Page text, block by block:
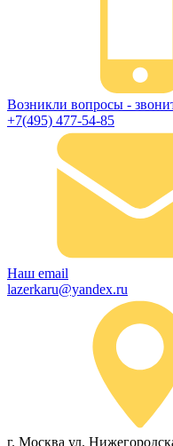
Возникли вопросы -
+7(495) 477-54-85
Наш email
lazerkaru@yandex.ru
г. Москва ул.